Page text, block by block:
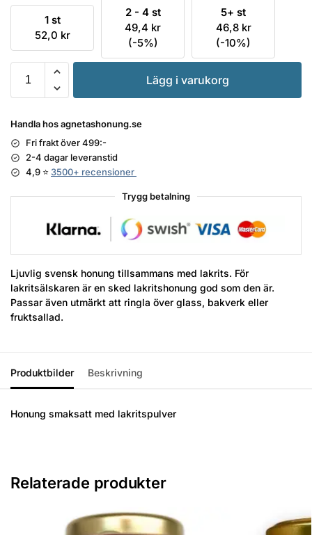
1 st
52,0 kr
2 - 4 st
49,4 kr
(-5%)
5+ st
46,8 kr
(-10%)
Lägg i varukorg
Handla hos agnetashonung.se
Fri frakt över 499:-
2-4 dagar leveranstid
4,9 ⭐ 3500+ recensioner
Trygg betalning
Ljuvlig svensk honung tillsammans med lakrits. För
lakritsälskaren är en sked lakritshonung god som den är.
Passar även utmärkt att ringla över glass, bakverk eller
fruktsallad.
Produktbilder Beskrivning
Honung smaksatt med lakritspulver
Relaterade produkter